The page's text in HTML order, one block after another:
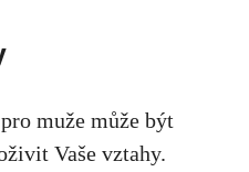
muže může být
Vaše vztahy.